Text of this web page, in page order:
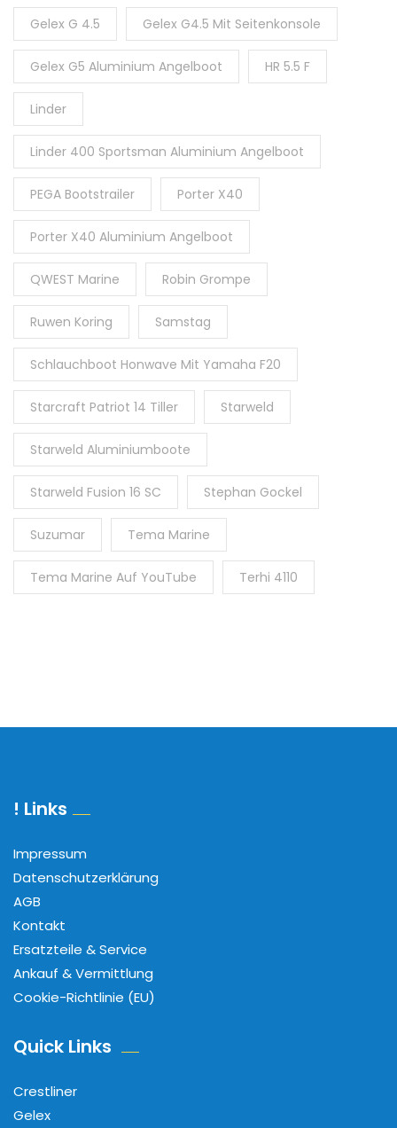
Gelex G 4.5 Gelex G4.5 Mit Seitenkonsole
Gelex G5 Aluminium Angelboot HR 5.5 F
Linder
Linder 400 Sportsman Aluminium Angelboot
PEGA Bootstrailer Porter X40
Porter X40 Aluminium Angelboot
QWEST Marine Robin Grompe
Ruwen Koring Samstag
Schlauchboot Honwave Mit Yamaha F20
Starcraft Patriot 14 Tiller Starweld
Starweld Aluminiumboote
Starweld Fusion 16 SC Stephan Gockel
Suzumar Tema Marine
Tema Marine Auf YouTube Terhi 4110
! Links
Impressum
Datenschutzerklärung
AGB
Kontakt
Ersatzteile & Service
Ankauf & Vermittlung
Cookie-Richtlinie (EU)
Quick Links
Crestliner
Gelex